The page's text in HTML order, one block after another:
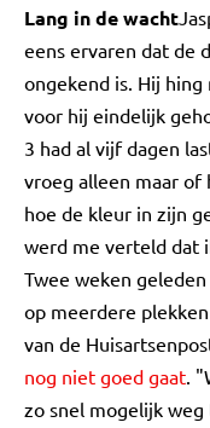
Lang in de wacht
eens ervaren dat de
ongekend is. Hij
voor hij eindelijk
3 had al vijf dagen
vroeg alleen maar of
hoe de kleur in zijn
werd me verteld dat
Twee weken
op meerdere
van de
nog niet goed gaat.
zo snel mogelijk